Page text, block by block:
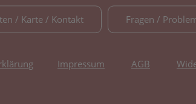
/ Karte / Kontakt Fragen /
Impressum AGB